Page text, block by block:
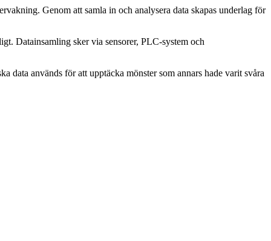
Genom att samla in och analysera data skapas underlag för
Datainsamling sker via sensorer, PLC-system och
används för att upptäcka mönster som annars hade varit svåra